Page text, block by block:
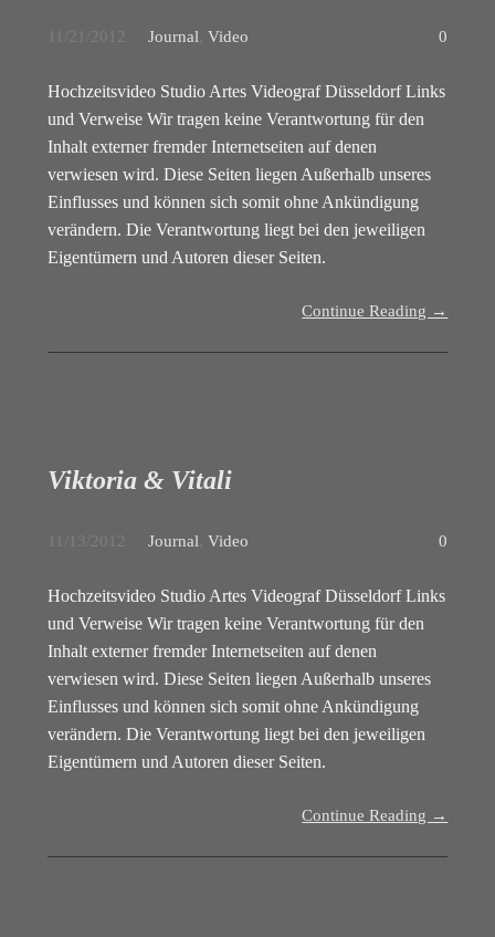
11/21/2012 Journal Video 0
Hochzeitsvideo Studio Artes Videograf Düsseldorf Links
und Verweise Wir tragen keine Verantwortung für den
Inhalt externer fremder Internetseiten auf denen
verwiesen wird. Diese Seiten liegen Außerhalb unseres
Einflusses und können sich somit ohne Ankündigung
verändern. Die Verantwortung liegt bei den jeweiligen
Eigentümern und Autoren dieser Seiten.
Continue Reading →
Viktoria & Vitali
11/13/2012 Journal, Video 0
Hochzeitsvideo Studio Artes Videograf Düsseldorf Links
und Verweise Wir tragen keine Verantwortung für den
Inhalt externer fremder Internetseiten auf denen
verwiesen wird. Diese Seiten liegen Außerhalb unseres
Einflusses und können sich somit ohne Ankündigung
verändern. Die Verantwortung liegt bei den jeweiligen
Eigentümern und Autoren dieser Seiten.
Continue Reading →